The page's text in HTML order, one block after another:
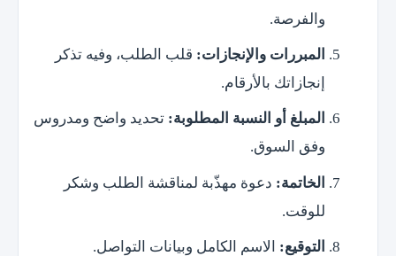
والفرصة.
المبررات والإنجازات: قلب الطلب، وفيه تذكر
إنجازاتك بالأرقام.
المبلغ أو النسبة المطلوبة: تحديد واضح ومدروس
وفق السوق.
الخاتمة: دعوة مهذّبة لمناقشة الطلب وشكر
للوقت.
التوقيع: الاسم الكامل وبيانات التواصل.